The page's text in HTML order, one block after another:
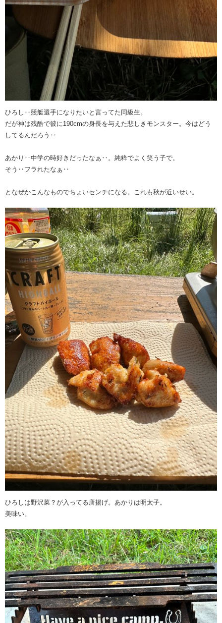
ひろし‥競艇選手になりたいと言ってた同級生。
だが神は残酷で彼に190cmの身長を与えた悲しきモンスター。今はどう
してるんだろう‥
あかり‥中学の時好きだったなぁ‥。純粋でよく笑う子で。
そう‥フラれたなぁ‥
となぜかこんなものでちょいセンチになる。これも秋が近いせい。
ひろしは野沢菜？が入ってる唐揚げ。あかりは明太子。
美味い。